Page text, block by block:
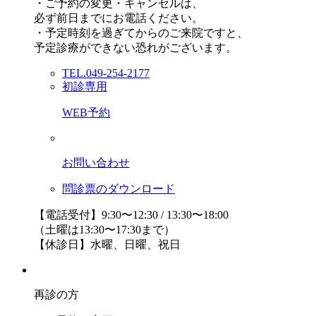
・ご予約の変更・キャンセルは、
必ず前日までにお電話ください。
・予定時刻を過ぎてからのご来院ですと、
予定診療ができない恐れがございます。
TEL.049-254-2177
初診専用
WEB予約
お問い合わせ
問診票のダウンロード
【電話受付】9:30〜12:30 / 13:30〜18:00
（土曜は13:30〜17:30まで）
【休診日】水曜、日曜、祝日
再診の方